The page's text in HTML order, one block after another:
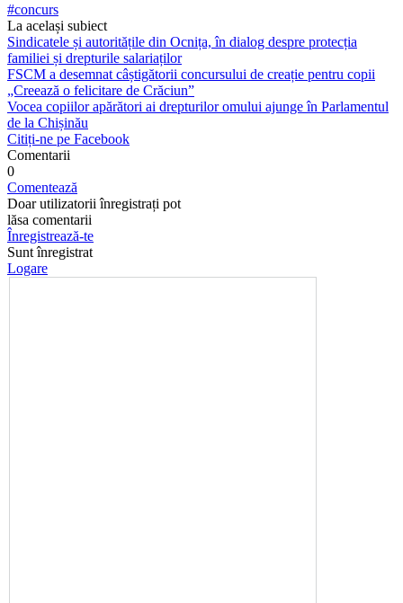
#concurs
La același subiect
Sindicatele și autoritățile din Ocnița, în dialog despre protecția
familiei și drepturile salariaților
FSCM a desemnat câștigătorii concursului de creație pentru copii
„Creează o felicitare de Crăciun”
Vocea copiilor apărători ai drepturilor omului ajunge în Parlamentul
de la Chișinău
Citiți-ne pe Facebook
Comentarii
0
Comentează
Doar utilizatorii înregistrați pot
lăsa comentarii
Înregistrează-te
Sunt înregistrat
Logare